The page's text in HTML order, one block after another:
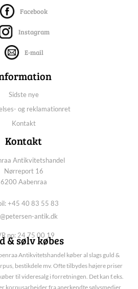
Facebook
Instagram
E-mail
Sidste nye
og reklamationret
Kontakt
Kontakt
Antikvitetshandel
Nørreport 16
6200 Aabenraa
+45 40 83 55 83
antik.dk
no: 24 75 00 19
& sølv købes
Antikvitetshandel køber al slags guld &
bestikdele mv. Ofte tilbydes højere priser
til videresalg i forretningen. Det kan f.eks.
korpusarbejder fra anerkendte sølvsmedier